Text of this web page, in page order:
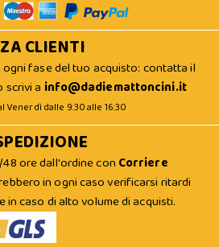
CLIENTI
ogni fase del tuo acquisto: contatta il
scrivi a info@dadiemattoncini.it
Venerdì dalle 9:30 alle 16:30
48 ore dall'ordine con Corriere
in ogni caso verificarsi ritardi
in caso di alto volume di acquisti.